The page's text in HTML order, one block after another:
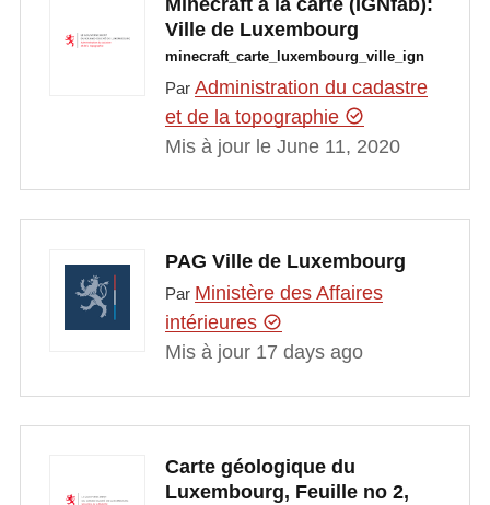
Minecraft à la carte (IGNfab):
Ville de Luxembourg
minecraft_carte_luxembourg_ville_ign
Par Administration du cadastre
et de la topographie
Mis à jour le June 11, 2020
PAG Ville de Luxembourg
Par Ministère des Affaires
intérieures
Mis à jour 17 days ago
Carte géologique du
Luxembourg, Feuille no 2,